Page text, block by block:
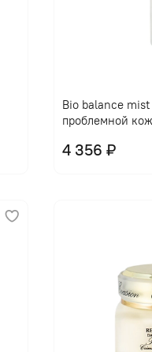
Bio balance mist
проблемной
4 356 ₽